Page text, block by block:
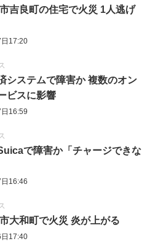
吉良町の住宅で火災 1人逃げ
17:20
システムで障害か 複数のオン
ビスに影響
16:59
で障害か「チャージできな
16:46
大和町で火災 炎が上がる
17:40